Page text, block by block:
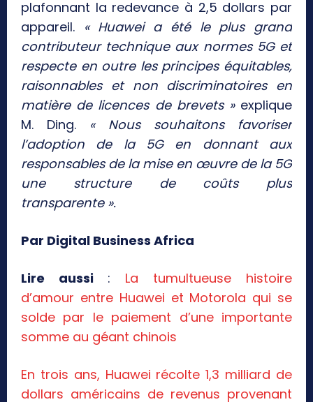
plafonnant la redevance à 2,5 dollars par
appareil. « Huawei a été le plus grand
contributeur technique aux normes 5G et
respecte en outre les principes équitables,
raisonnables et non discriminatoires en
matière de licences de brevets »explique
M. Ding. « Nous souhaitons favoriser
l’adoption de la 5G en donnant aux
responsables de la mise en œuvre de la 5G
une structure de coûts plus
transparente ».
Par Digital Business Africa
Lire aussi : La tumultueuse histoire
d’amour entre Huawei et Motorola qui se
solde par le paiement d’une importante
somme au géant chinois
En trois ans, Huawei récolte 1,3 milliard de
dollars américains de revenus provenant